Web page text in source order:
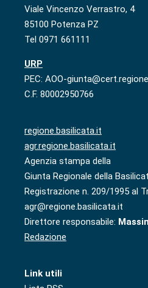
Viale Vincenzo Verrastro, 4
85100 Potenza PZ
Tel 0971 661111
URP
PEC: AOO-
C.F. 80002950766
regione.basilicata.it
agr.regione.basilicata.it
Agenzia stampa della
Giunta Regionale della
Registrazione n. 209/1995 al
agr@regione.basilicata.it
Direttore responsabile:
Redazione
Link utili